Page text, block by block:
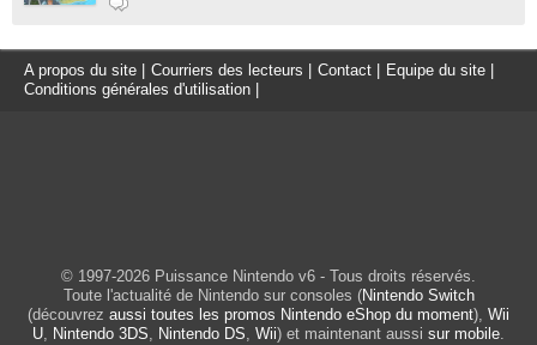
A propos du site Courriers des lecteurs Contact Equipe du site
Conditions générales d'utilisation
© 1997-2026 Puissance Nintendo v6 - Tous droits réservés.
Toute l'actualité de Nintendo sur consoles (Nintendo Switch
(découvrez aussi toutes les promos Nintendo eShop du moment), Wii
U, Nintendo 3DS, Nintendo DS, Wii) et maintenant aussi sur mobile.